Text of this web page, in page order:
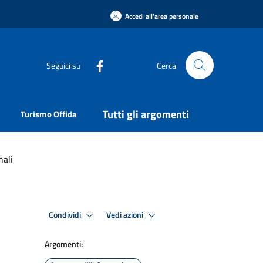
Accedi all'area personale
Seguici su Cerca
Turismo Offida Tutti gli argomenti
Condividi Vedi azioni
Argomenti: